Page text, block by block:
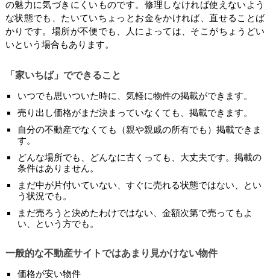
の魅力に気づきにくいものです。修理しなければ使えないよう
な状態でも、たいていちょっとお金をかければ、直せることば
かりです。場所が不便でも、人によっては、そこがちょうどい
いという場合もあります。
「家いちば」でできること
いつでも思いついた時に、気軽に物件の掲載ができます。
売り出し価格がまだ決まっていなくても、掲載できます。
自分の不動産でなくても（親や親戚の所有でも）掲載できま
す。
どんな場所でも、どんなに古くっても、大丈夫です。掲載の
条件はありません。
まだ中が片付いていない、すぐに売れる状態ではない、とい
う状況でも。
まだ売ろうと決めたわけではない、金額次第で売ってもよ
い、という方でも。
一般的な不動産サイトではあまり見かけない物件
価格が安い物件